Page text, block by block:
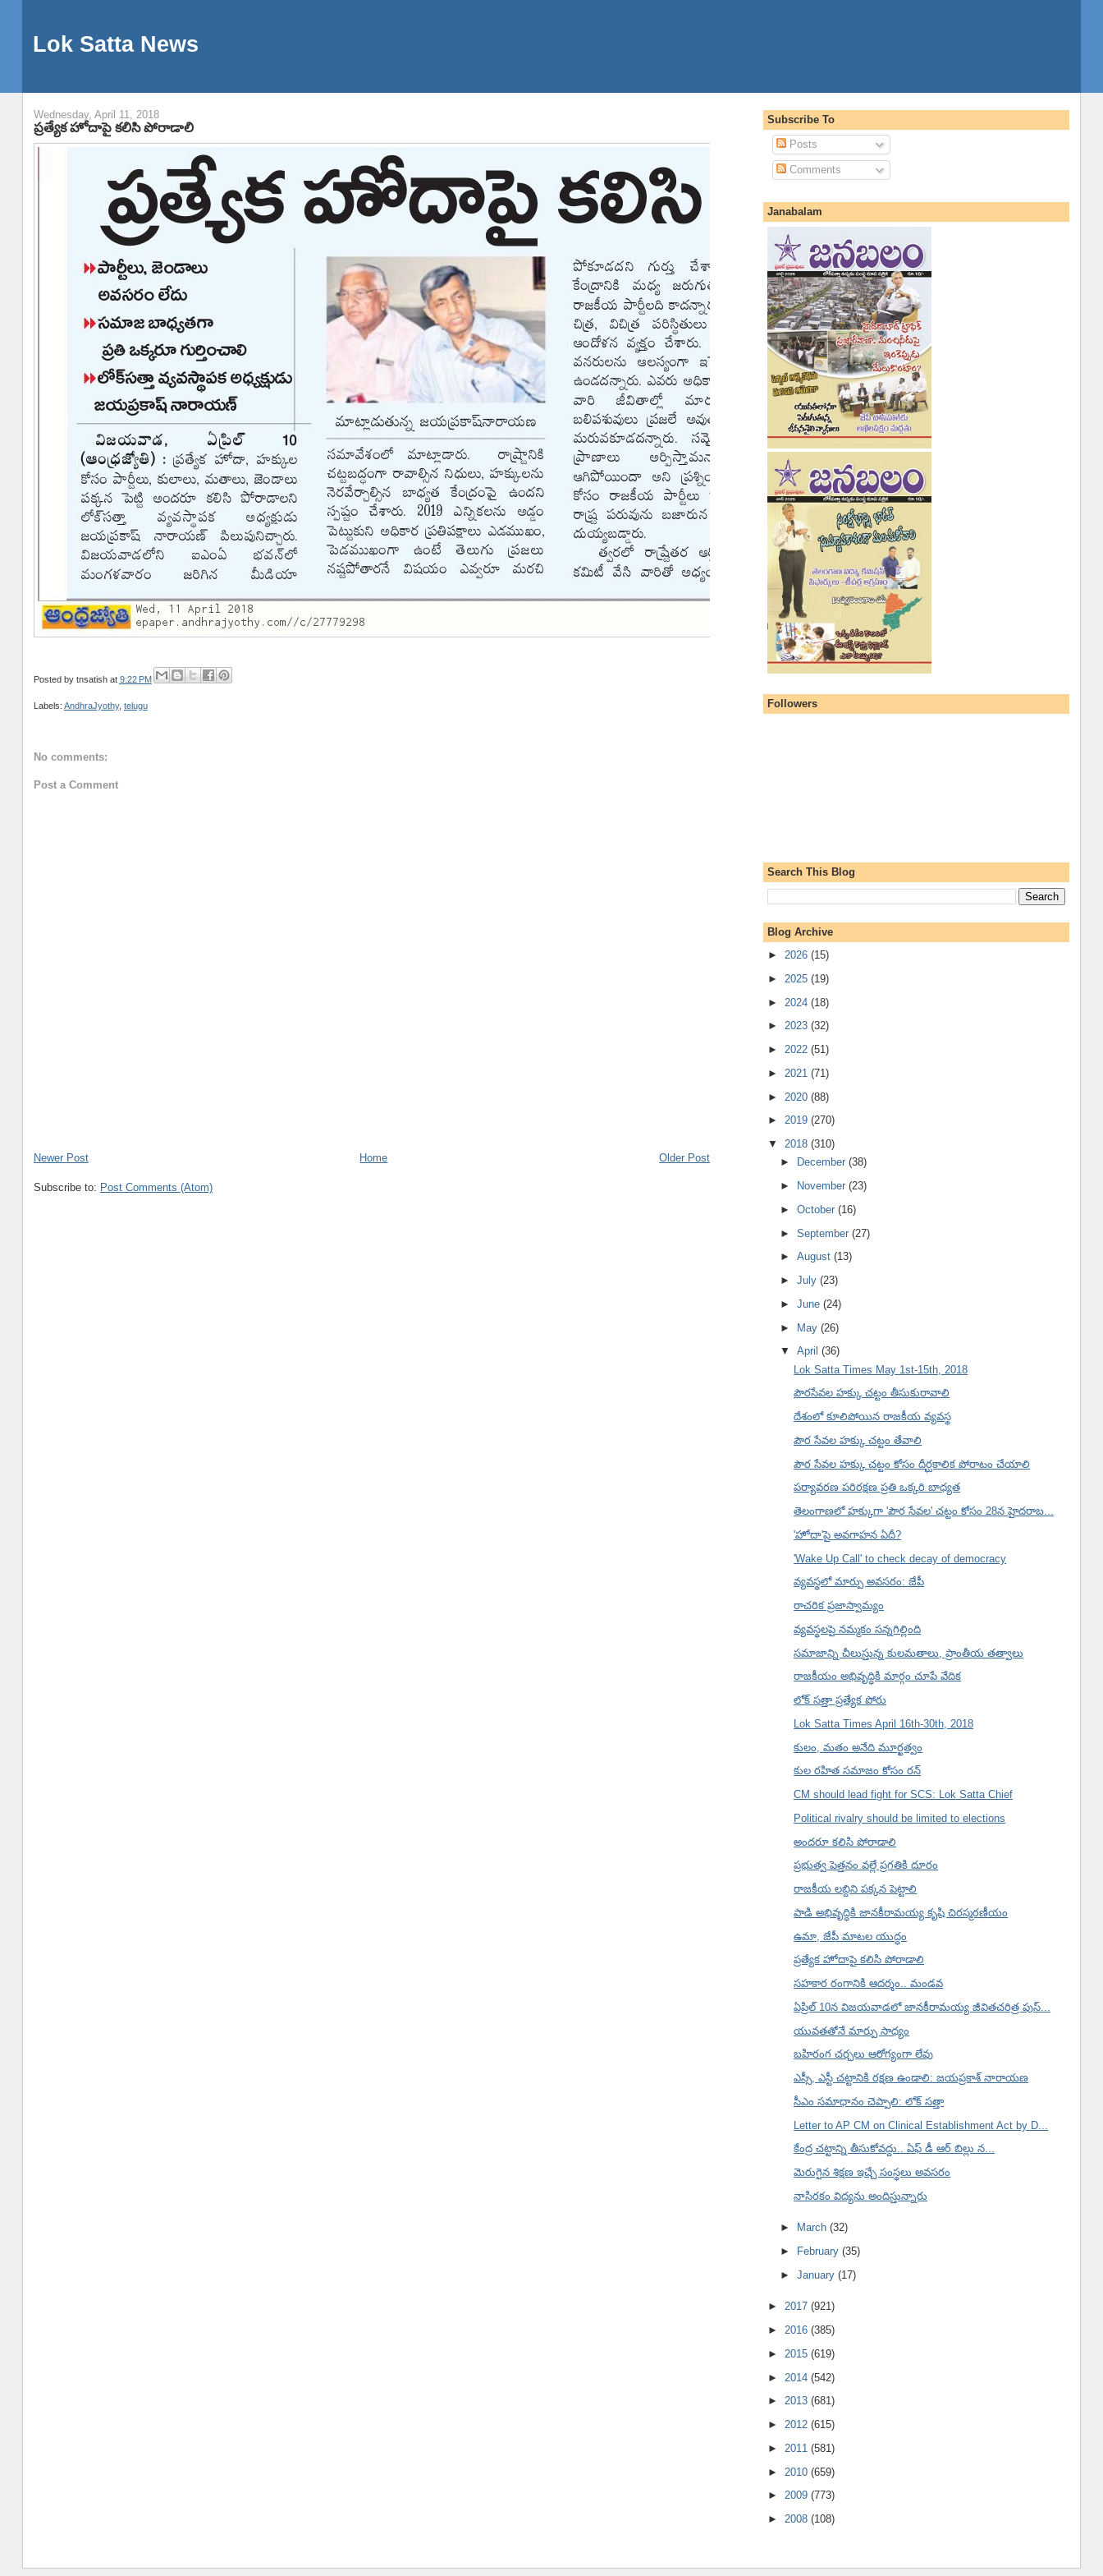
Lok Satta News
Wednesday, April 11, 2018
ప్రత్యేక హోదాపై కలిసి పోరాడాలి
Posted by tnsatish at 9:22 PM
Labels: AndhraJyothy, telugu
No comments:
Post a Comment
Newer Post Older Post
Home
Subscribe to: Post Comments (Atom)
Subscribe To
Posts
Comments
Janabalam
Followers
Search This Blog
Blog Archive
► 2026 (15)
► 2025 (19)
► 2024 (18)
► 2023 (32)
► 2022 (51)
► 2021 (71)
► 2020 (88)
► 2019 (270)
▼ 2018 (310)
►
December(38)
►
November(23)
►October(16)
►September(27)
►August(13)
►July(23)
►June(24)
► May(26)
▼April(36)
Lok Satta Times May 1st-15th, 2018
పౌరసేవల హక్కు చట్టం తీసుకురావాలి
దేశంలో కూలిపోయిన రాజకీయ వ్యవస్థ
పౌర సేవల హక్కు చట్టం తేవాలి
పౌర సేవల హక్కు చట్టం కోసం దీర్ఘకాలిక పోరాటం చేయాలి
పర్యావరణ పరిరక్షణ ప్రతి ఒక్కరి బాధ్యత
తెలంగాణలో హక్కుగా 'పౌర సేవల' చట్టం కోసం 28న హైదరాబ...
'హోదా'పై అవగాహన ఏదీ?
'Wake Up Call' to check decay of democracy
వ్యవస్థలో మార్పు అవసరం: జేపీ
రాచరిక ప్రజాస్వామ్యం
వ్యవస్థలపై నమ్మకం సన్నగిల్లింది
సమాజాన్ని చీలుస్తున్న కులమతాలు, ప్రాంతీయ తత్వాలు
రాజకీయం అభివృద్ధికి మార్గం చూపే వేదిక
లోక్ సత్తా ప్రత్యేక పోరు
Lok Satta Times April 16th-30th, 2018
కులం, మతం అనేది మూర్ఖత్వం
కుల రహిత సమాజం కోసం రన్
CM should lead fight for SCS: Lok Satta Chief
Political rivalry should be limited to elections
అందరూ కలిసి పోరాడాలి
ప్రభుత్వ పెత్తనం వల్లే ప్రగతికి దూరం
రాజకీయ లబ్దిని పక్కన పెట్టాలి
పాడి అభివృద్ధికి జానకీరామయ్య కృషి చిరస్మరణీయం
ఉమా, జేపీ మాటల యుద్ధం
ప్రత్యేక హోదాపై కలిసి పోరాడాలి
సహకార రంగానికి ఆదర్శం.. మండవ
ఏప్రిల్ 10న విజయవాడలో జానకీరామయ్య జీవితచరిత్ర పుస్...
యువతతోనే మార్పు సాధ్యం
బహిరంగ చర్చలు ఆరోగ్యంగా లేవు
ఎస్సీ, ఎస్టీ చట్టానికి రక్షణ ఉండాలి: జయప్రకాశ్ నారాయణ
సీఎం సమాధానం చెప్పాలి: లోక్ సత్తా
Letter to AP CM on Clinical Establishment Act by D...
కేంద్ర చట్టాన్ని తీసుకోవద్దు.. ఏఫ్ డీ ఆర్ బిల్లు న...
మెరుగైన శిక్షణ ఇచ్చే సంస్థలు అవసరం
నాసిరకం విద్యను అందిస్తున్నారు
► March(32)
►
February(35)
►January(17)
► 2017 (921)
► 2016 (385)
► 2015 (619)
► 2014 (542)
► 2013 (681)
► 2012 (615)
► 2011 (581)
► 2010 (659)
► 2009 (773)
► 2008 (108)